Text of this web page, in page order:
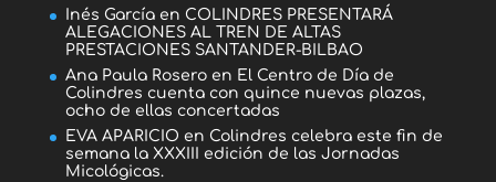
Inés Garcíaen COLINDRES PRESENTARÁ
ALEGACIONES AL TREN DE ALTAS
PRESTACIONES SANTANDER-BILBAO
Ana Paula Roseroen El Centro de Día de
Colindres cuenta con quince nuevas plazas,
ocho de ellas concertadas
EVA APARICIO en Colindres celebra este fin de
semana la XXXIII edición de las Jornadas
Micológicas.